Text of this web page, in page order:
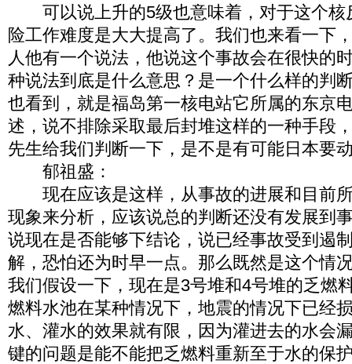
可以说上升的5级也意味着，对于这个核
险工作难度是大大提高了。我们也来看一下
人他有一个说法，他说这个事故会在很快的
种说法到底是什么意思？是一个什么样的判
也看到，就是福岛第一核电站它所属的东京
述，说不排除采取最后封堆这样的一种手段
先生给我们判断一下，是不是有可能日本要
郁祖盛：
现在应该是这样，从事故的进展和目前
现象来分析，应该说总的判断还没有发展到
说现在是否能够下结论，说已经事故受到遏
解，恐怕还为时早一点。那么既然是这个情
我们假设一下，现在是3号堆和4号堆的乏燃
燃料水池在某种情况下，地震的情况下已经
水、灌水的效果就有限，因为灌进去的水会
键的问题是能不能把乏燃料重新至于水的保